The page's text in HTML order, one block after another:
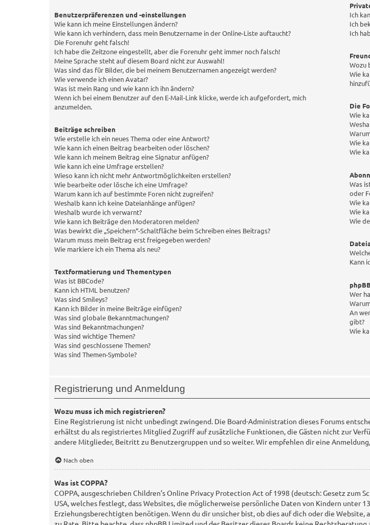
Benutzerpräferenzen und -einstellungen
Wie kann ich meine Einstellungen ändern?
Wie kann ich verhindern, dass mein Benutzername in der Online-Liste auftaucht?
Die Forenuhr geht falsch!
Ich habe die Zeitzone eingestellt, aber die Forenuhr geht immer noch falsch!
Meine Sprache steht auf diesem Board nicht zur Auswahl!
Was sind das für Bilder, die bei meinem Benutzernamen angezeigt werden?
Wie verwende ich einen Avatar?
Was ist mein Rang und wie kann ich ihn ändern?
Wenn ich bei einem Benutzer auf den E-Mail-Link klicke, werde ich aufgefordert, mich
anzumelden.
Beiträge schreiben
Wie erstelle ich ein neues Thema oder eine Antwort?
Wie kann ich einen Beitrag bearbeiten oder löschen?
Wie kann ich meinem Beitrag eine Signatur anfügen?
Wie kann ich eine Umfrage erstellen?
Wieso kann ich nicht mehr Antwortmöglichkeiten erstellen?
Wie bearbeite oder lösche ich eine Umfrage?
Warum kann ich auf bestimmte Foren nicht zugreifen?
Weshalb kann ich keine Dateianhänge anfügen?
Weshalb wurde ich verwarnt?
Wie kann ich Beiträge den Moderatoren melden?
Was bewirkt die „Speichern“-Schaltfläche beim Schreiben eines Beitrags?
Warum muss mein Beitrag erst freigegeben werden?
Wie markiere ich ein Thema als neu?
Textformatierung und Thementypen
Was ist BBCode?
Kann ich HTML benutzen?
Was sind Smileys?
Kann ich Bilder in meine Beiträge einfügen?
Was sind globale Bekanntmachungen?
Was sind Bekanntmachungen?
Was sind wichtige Themen?
Was sind geschlossene Themen?
Was sind Themen-Symbole?
Ich
Ich
Ich
Wozu
Wie
Die
Wie
Wie
Wie
Was
oder
Wie
Wie
Wie
Kann
Wer
An
gibt?
Wie
Registrierung und Anmeldung
Wozu muss ich mich registrieren?
Eine Registrierung ist nicht unbedingt zwingend. Die Board-Administration dieses Forums
erhältst du als registriertes Mitglied Zugriff auf zusätzliche Funktionen, die Gästen nicht zur
andere Mitglieder, Beitritt zu Benutzergruppen und so weiter. Wir empfehlen dir eine
Nach oben
Was ist COPPA?
COPPA, ausgeschrieben Children’s Online Privacy Protection Act of 1998 (deutsch: Gesetz
USA, welches festlegt, dass Websites, die möglicherweise persönliche Daten von Kindern unter
Erziehungsberechtigten benötigen. Wenn du dir unsicher bist, ob dies auf dich oder die